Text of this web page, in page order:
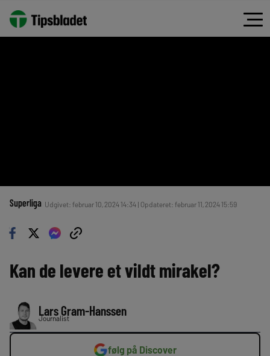
Superliga Udgivet: februar 10, 2024 14:34 | Opdateret: februar 11, 2024 15:59
Kan de levere et vildt mirakel?
Lars Gram-Hanssen
Journalist
følg på Discover